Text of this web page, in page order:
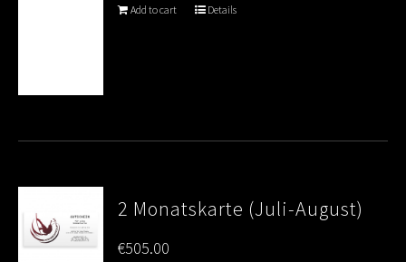
Add to cart Details
2 Monatskarte (Juli-August)
€505.00